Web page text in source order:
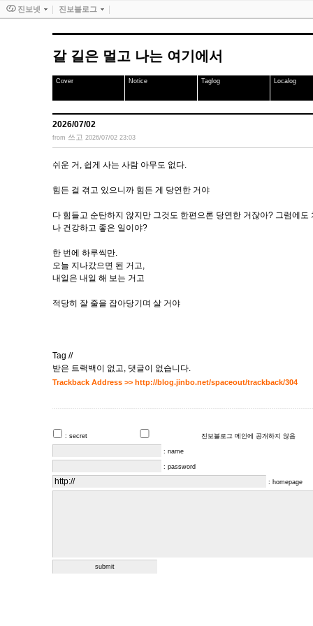
갈 길은 멀고 나는 여기에서
Cover Notice Taglog Localog
2026/07/02
from 쓰고 2026/07/02 23:03
쉬운 거, 쉽게 사는 사람 아무도 없다.
힘든 걸 겪고 있으니까 힘든 게 당연한 거야
다 힘들고 순탄하지 않지만 그것도 한편으론 당연한 거잖아? 그럼에
나 건강하고 좋은 일이야?
한 번에 하루씩만.
오늘 지나갔으면 된 거고,
내일은 내일 해 보는 거고
적당히 잘 줄을 잡아당기며 살 거야
Tag //
받은 트랙백이 없고, 댓글이 없습니다.
Trackback Address >> http://blog.jinbo.net/spaceout/trackback/304
: secret 진보블로그 메인에 공개하지 않음
: name
: password
: homepage
진보넷 진보블로그